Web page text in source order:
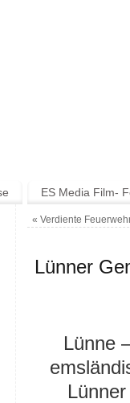
ES Media Film-
« Verdiente
Lünner
Lünne